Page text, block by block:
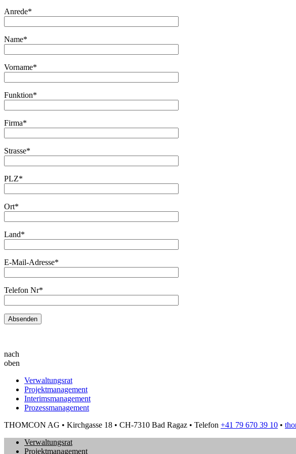
Anrede*
Name*
Vorname*
Funktion*
Firma*
Strasse*
PLZ*
Ort*
Land*
E-Mail-Adresse*
Telefon Nr*
nach
oben
Verwaltungsrat
Projektmanagement
Interimsmanagement
Prozessmanagement
THOMCON AG • Kirchgasse 18 • CH-7310 Bad Ragaz • Telefon +41 79 670 39 10 •
Verwaltungsrat
Projektmanagement